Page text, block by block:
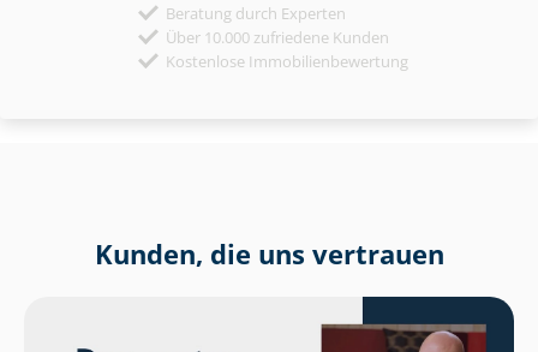
Beratung durch Experten
Über 10.000 zufriedene Kunden
Kostenlose Immobilienbewertung
Kunden, die uns vertrauen